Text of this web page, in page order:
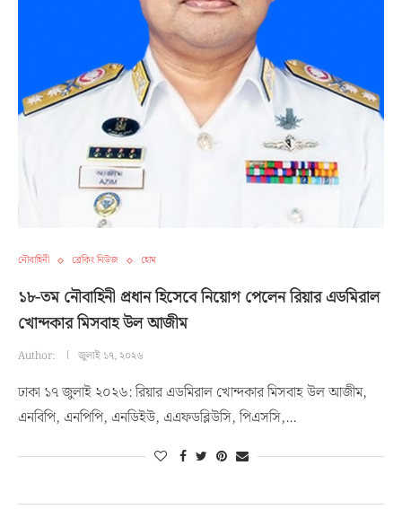
নৌবাহিনী ব্রেকিং নিউজ হোম
১৮-তম নৌবাহিনী প্রধান হিসেবে নিয়োগ পেলেন রিয়ার এডমিরাল
খোন্দকার মিসবাহ উল আজীম
Author: জুলাই ১৭, ২০২৬
ঢাকা ১৭ জুলাই ২০২৬: রিয়ার এডমিরাল খোন্দকার মিসবাহ উল আজীম,
এনবিপি, এনপিপি, এনডিইউ, এএফডব্লিউসি, পিএসসি,…